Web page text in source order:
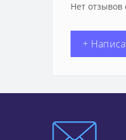
Нет отзывов
+